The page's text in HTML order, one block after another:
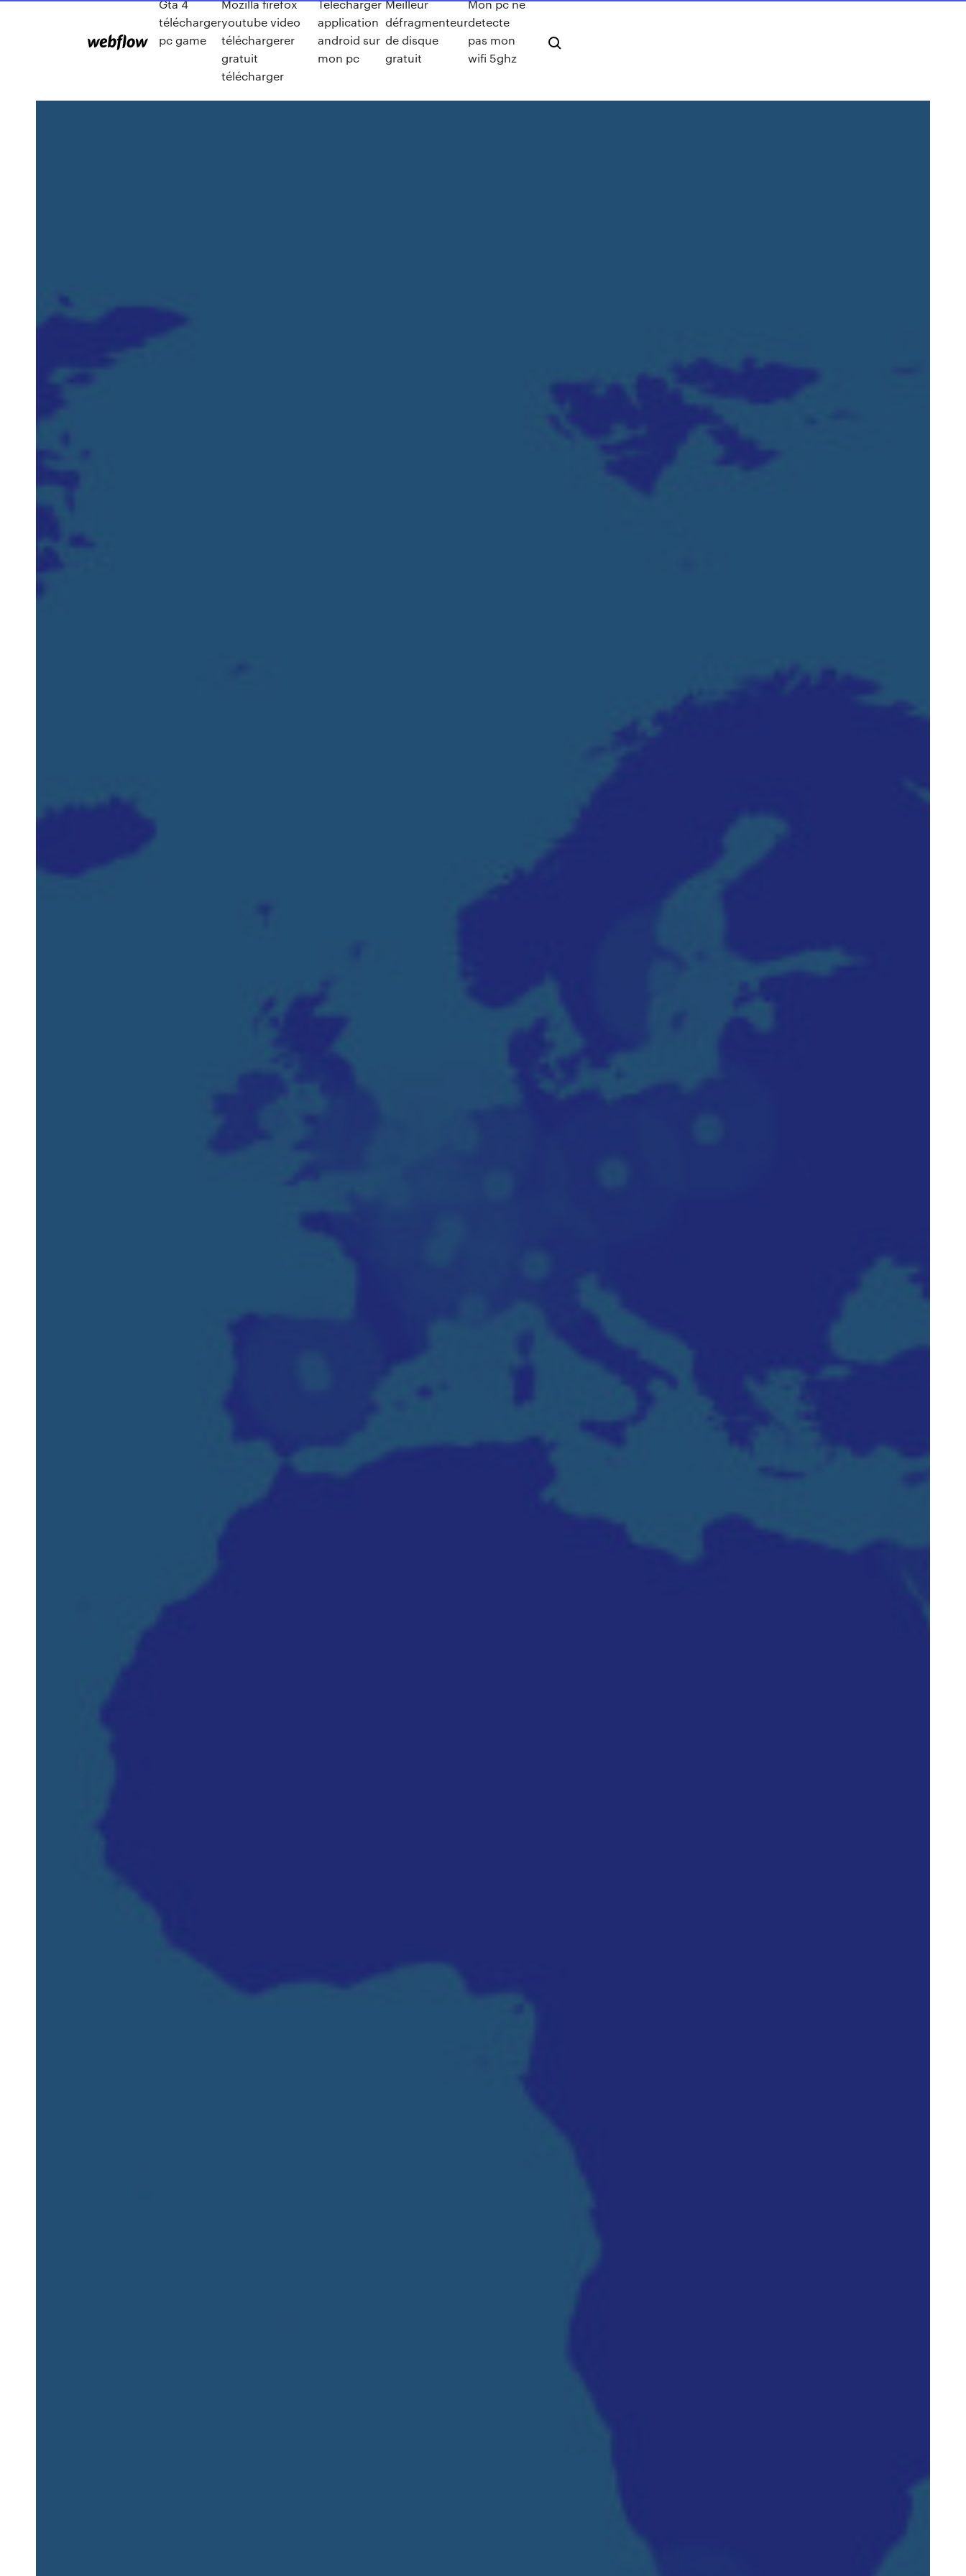
Gta 4
télécharger
pc game
Mozilla firefox
youtube video
téléchargerer
gratuit
télécharger
Telecharger
application
android sur
mon pc
Meilleur
défragmenteur
de disque
gratuit
Mon pc ne
detecte
pas mon
wifi 5ghz